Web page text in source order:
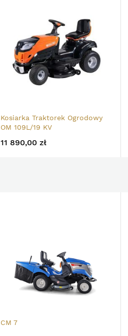
Kosiarka Traktorek Ogrodowy
OM 109L/19 KV
11 890,00 zł
CM 7